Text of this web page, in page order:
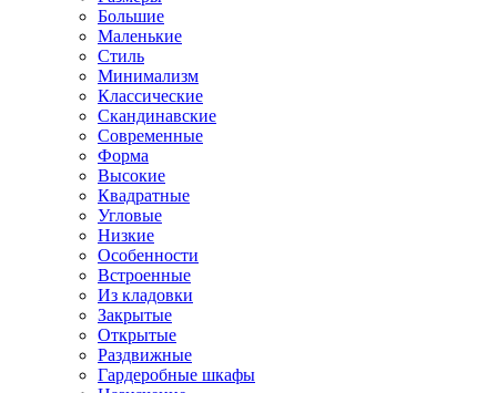
Большие
Маленькие
Стиль
Минимализм
Классические
Скандинавские
Современные
Форма
Высокие
Квадратные
Угловые
Низкие
Особенности
Встроенные
Из кладовки
Закрытые
Открытые
Раздвижные
Гардеробные шкафы